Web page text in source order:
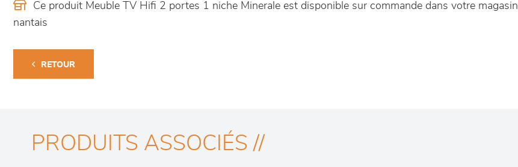
Ce produit Meuble TV Hifi 2 portes 1 niche Minerale est disponible sur commande dans votre magasin
nantais
RETOUR
PRODUITS ASSOCIÉS //